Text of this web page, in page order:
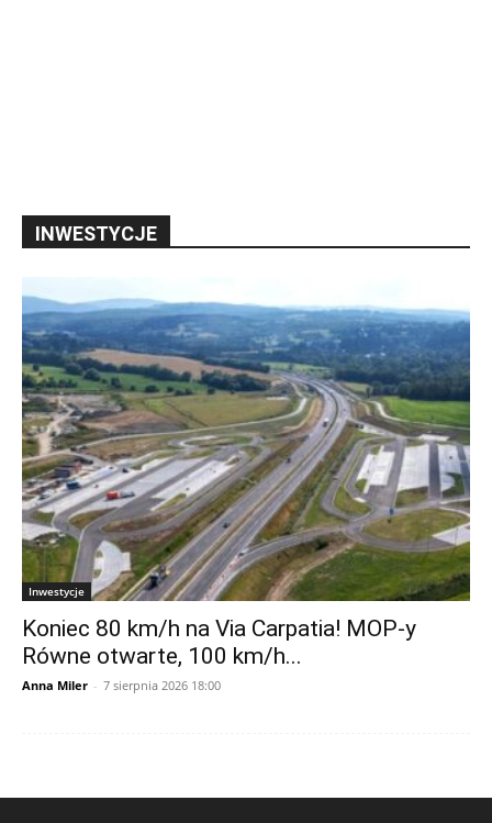
INWESTYCJE
Inwestycje
Koniec 80 km/h na Via Carpatia! MOP-y
Równe otwarte, 100 km/h...
Anna Miler - 7 sierpnia 2026 18:00